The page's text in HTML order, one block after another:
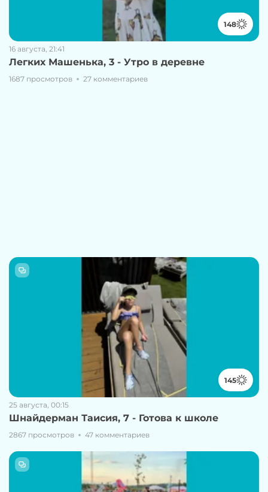
148
16 августа, 21:41
Легких Машенька, 3 - Утро в деревне
1687 просмотров 27 комментариев
145
25 августа, 00:15
Шнайдерман Таисия, 7 - Готова к школе
2867 просмотров 47 комментариев